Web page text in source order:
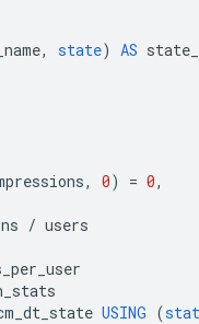
, state) AS
, 0) = 0,
/ users
USING (